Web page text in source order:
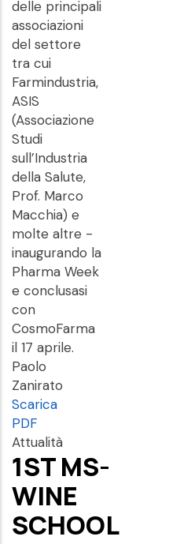
delle principali
associazioni
del settore
tra cui
Farmindustria,
ASIS
(Associazione
Studi
sull’Industria
della Salute,
Prof. Marco
Macchia) e
molte altre -
inaugurando la
Pharma Week
e conclusasi
con
CosmoFarma
il 17 aprile.
Paolo
Zanirato
Scarica
PDF
Attualità
1ST MS-
WINE
SCHOOL